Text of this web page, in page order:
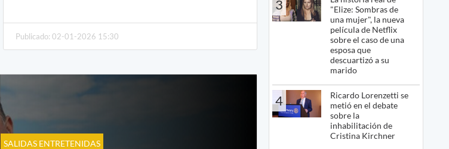
Publicado: 02-01-2026 15:30
SALIDAS ENTRETENIDAS
3
"Elize: Sombras de
una mujer", la nueva
película de Netflix
sobre el caso de una
esposa que
descuartizó a su
marido
4
Ricardo Lorenzetti se
metió en el debate
sobre la
inhabilitación de
Cristina Kirchner